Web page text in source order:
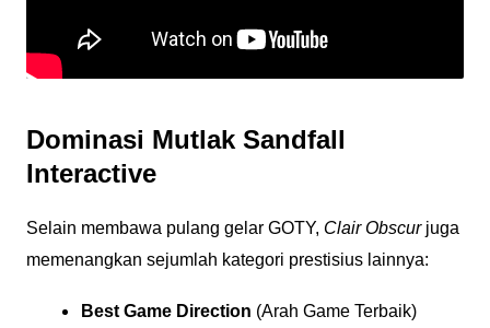
Dominasi Mutlak Sandfall
Interactive
Selain membawa pulang gelar GOTY, Clair Obscurjuga
memenangkan sejumlah kategori prestisius lainnya:
Best Game Direction (Arah Game Terbaik)